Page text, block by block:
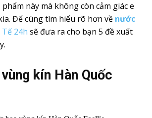
phẩm này mà không còn cảm giác e
Để cùng tìm hiểu rõ hơn về nước
Tế 24h sẽ đưa ra cho bạn 5 đề xuất
kín Hàn Quốc